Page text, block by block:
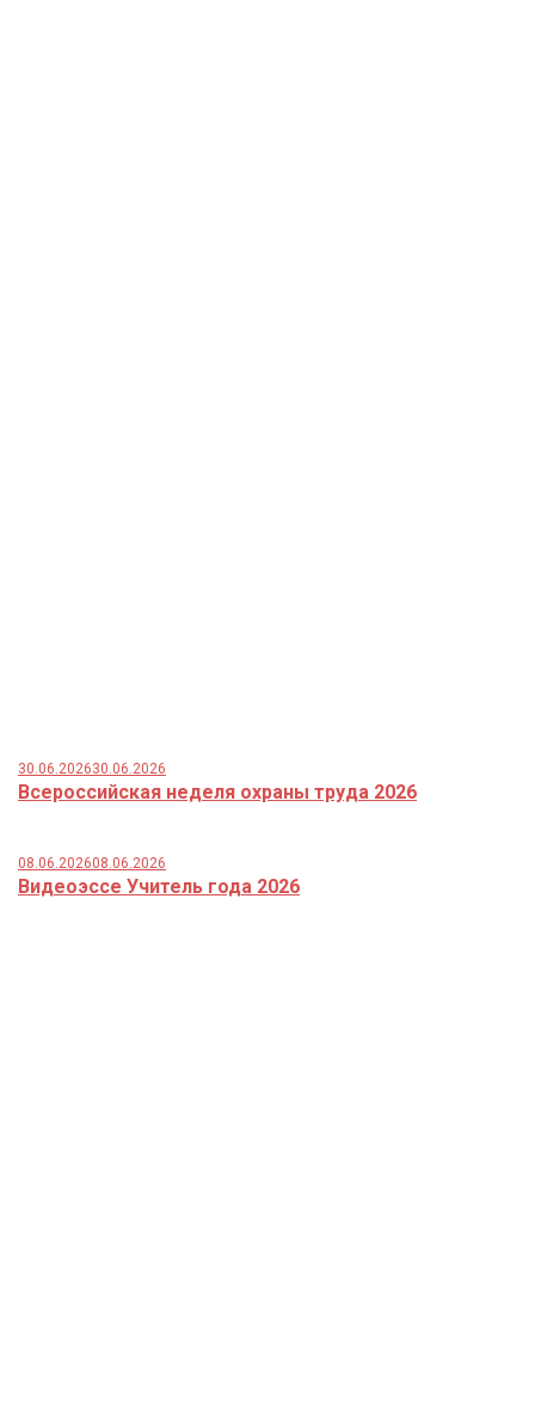
30.06.202630.06.2026
Всероссийская неделя охраны труда 2026
08.06.202608.06.2026
Видеоэссе Учитель года 2026